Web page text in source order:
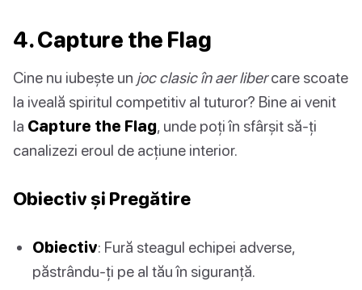
4. Capture the Flag
Cine nu iubește un joc clasic în aer libercare scoate
la iveală spiritul competitiv al tuturor? Bine ai venit
la Capture the Flag, unde poți în sfârșit să-ți
canalizezi eroul de acțiune interior.
Obiectiv și Pregătire
Obiectiv: Fură steagul echipei adverse,
păstrându-ți pe al tău în siguranță.